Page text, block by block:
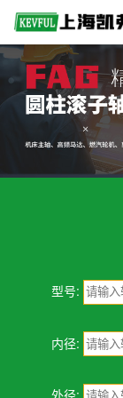
型号:
内径: